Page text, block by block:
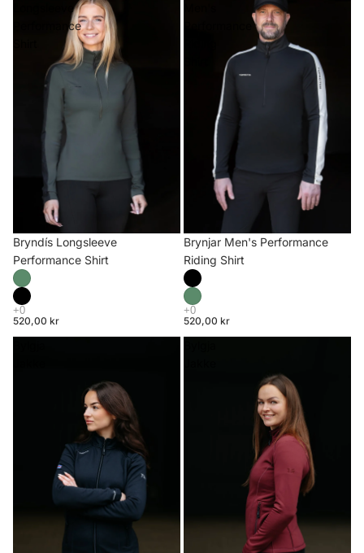
Longsleeve
Performance
Bryndís Longsleeve
Performance Shirt
520,00 kr
Brynjar Men's Performance
Riding Shirt
520,00 kr